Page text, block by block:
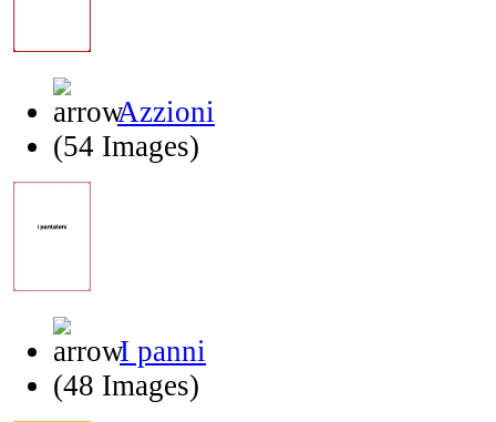
Azzioni
(54 Images)
I panni
(48 Images)